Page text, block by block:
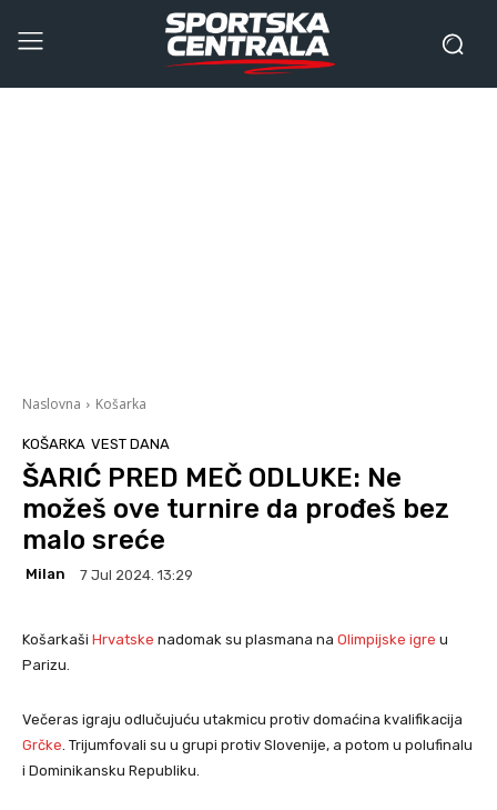
Naslovna Košarka
KOŠARKA VEST DANA
ŠARIĆ PRED MEČ ODLUKE: Ne
možeš ove turnire da prođeš bez
malo sreće
Milan 7 Jul 2024. 13:29
Košarkaši Hrvatske nadomak su plasmana na Olimpijske igre u
Parizu.
Večeras igraju odlučujuću utakmicu protiv domaćina kvalifikacija
Grčke . Trijumfovali su u grupi protiv Slovenije, a potom u polufinalu
i Dominikansku Republiku.